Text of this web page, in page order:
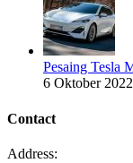
Pesaing Tesla
6 Oktober 2022
Contact
Address: